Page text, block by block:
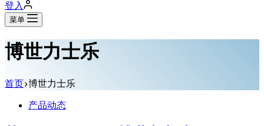
登入
菜单
博世力士乐
首页 博世力士乐
产品动态